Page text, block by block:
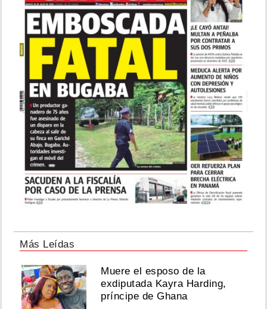
Más Leídas
Muere el esposo de la
exdiputada Kayra Harding,
príncipe de Ghana